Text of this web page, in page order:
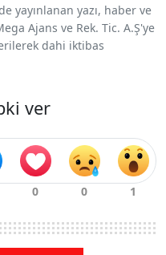
yayınlanan yazı, haber ve
Ajans ve Rek. Tic. A.Ş'ye
dahi iktibas
ver